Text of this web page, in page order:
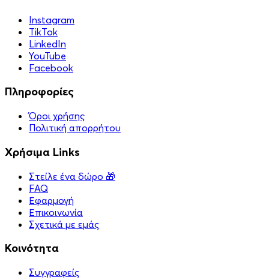
Instagram
TikTok
LinkedIn
YouTube
Facebook
Πληροφορίες
Όροι χρήσης
Πολιτική απορρήτου
Χρήσιμα Links
Στείλε ένα δώρο 🎁
FAQ
Εφαρμογή
Επικοινωνία
Σχετικά με εμάς
Κοινότητα
Συγγραφείς